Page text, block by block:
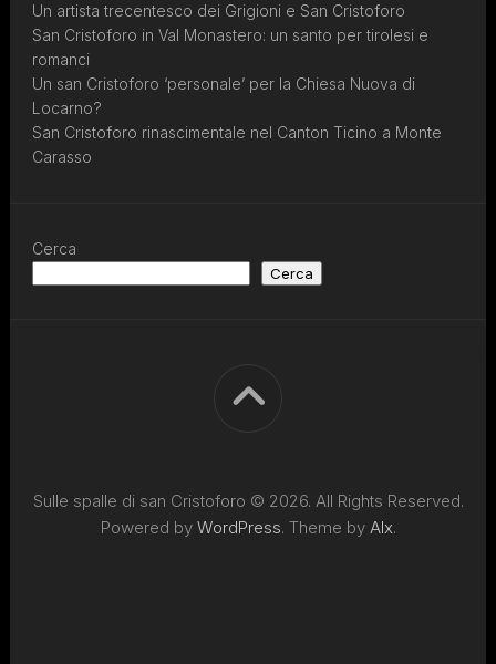
Un artista trecentesco dei Grigioni e San Cristoforo
San Cristoforo in Val Monastero: un santo per tirolesi e
romanci
Un san Cristoforo ‘personale’ per la Chiesa Nuova di
Locarno?
San Cristoforo rinascimentale nel Canton Ticino a Monte
Carasso
Cerca
Cerca
Sulle spalle di san Cristoforo © 2026. All Rights Reserved.
Powered by WordPress. Theme by Alx.